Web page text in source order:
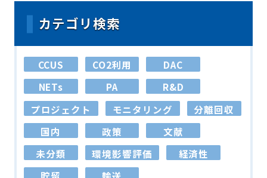
カテゴリ検索
CCUS CO2利用
DAC
NETs
PA
R&D
プロジェクト
モニタリング
分離回収
国内
政策
文献
未分類
環境影響評価
経済性